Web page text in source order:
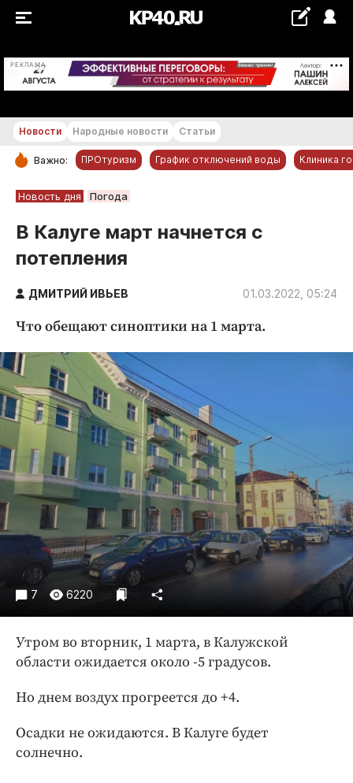
РЕКЛАМА +18...+19 °С
РУБРИКИ
Новости компаний
Статьи
Народные новости
Авто и транспорт
Криминал
Культура
Недвижимость и ЖКХ
Образование
Общество
Погода
Праздники
Происшествия
Спорт
Экономика и бизнес
Блоги
Издания
Интересное чтиво
Клиника года
Бренд года
Новости Народные новости Статьи
Важно: ПРОтуризм График отключений воды Клиника
Новость дня Погода
В Калуге март начнется с
потепления
ДМИТРИЙ ИВЬЕВ 01.03.2022, 05:24
Что обещают синоптики на 1 марта.
7 6220
Утром во вторник, 1 марта, в Калужской
области ожидается около -5 градусов.
Но днем воздух прогреется до +4.
Осадки не ожидаются. В Калуге будет
солнечно.